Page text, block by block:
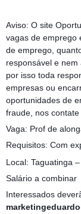
Aviso: O site
vagas de emprego
de emprego,
responsável e
por isso toda
empresas ou
oportunidades de
fraude, nos contate
Vaga: Prof de
Requisitos: Com
Local: Taguatinga –
Salário a combinar
Interessados